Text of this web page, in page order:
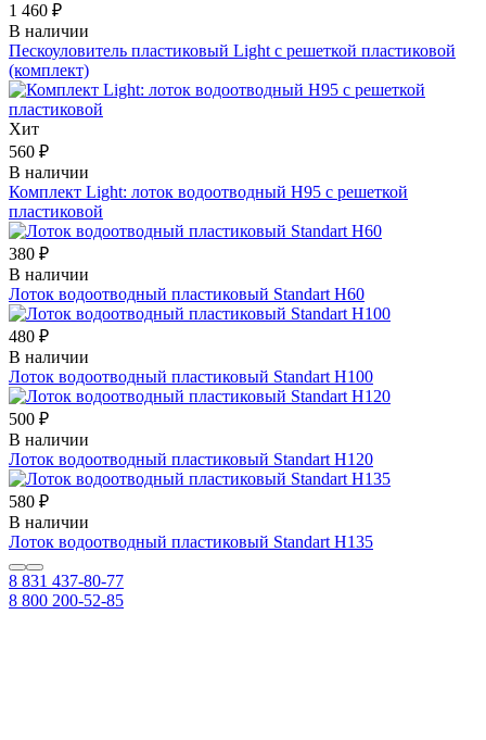
1 460 ₽
В наличии
Пескоуловитель пластиковый Light с решеткой пластиковой
(комплект)
Хит
560 ₽
В наличии
Комплект Light: лоток водоотводный H95 с решеткой
пластиковой
380 ₽
В наличии
Лоток водоотводный пластиковый Standart Н60
480 ₽
В наличии
Лоток водоотводный пластиковый Standart Н100
500 ₽
В наличии
Лоток водоотводный пластиковый Standart Н120
580 ₽
В наличии
Лоток водоотводный пластиковый Standart Н135
8 831 437-80-77
8 800 200-52-85